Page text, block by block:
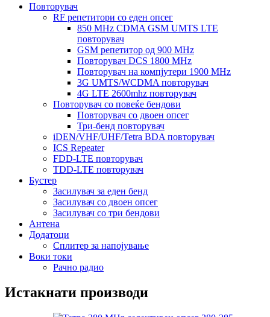
Повторувач
RF репетитори со еден опсег
850 MHz CDMA GSM UMTS LTE
повторувач
GSM репетитор од 900 MHz
Повторувач DCS 1800 MHz
Повторувач на компјутери 1900 MHz
3G UMTS/WCDMA повторувач
4G LTE 2600mhz повторувач
Повторувач со повеќе бендови
Повторувач со двоен опсег
Три-бенд повторувач
iDEN/VHF/UHF/Tetra BDA повторувач
ICS Repeater
FDD-LTE повторувач
TDD-LTE повторувач
Бустер
Засилувач за еден бенд
Засилувач со двоен опсег
Засилувач со три бендови
Антена
Додатоци
Сплитер за напојување
Воки токи
Рачно радио
Истакнати производи